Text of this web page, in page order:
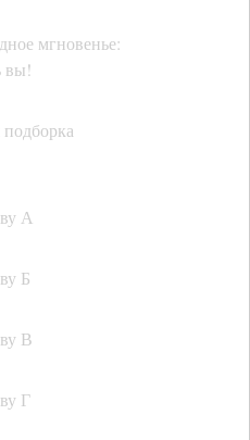
мгновенье:
вы!
А
Б
В
Г